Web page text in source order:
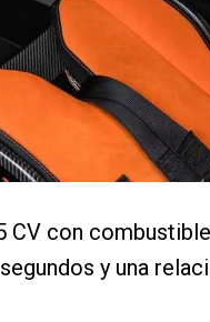
con
y una